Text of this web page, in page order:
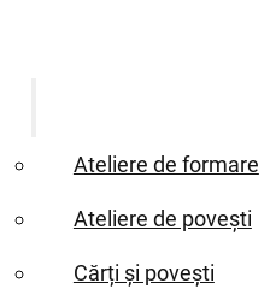
Ateliere de formare
Ateliere de povești
Cărți și povești